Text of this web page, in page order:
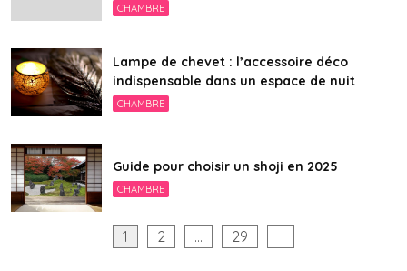
CHAMBRE
Lampe de chevet : l’accessoire déco
indispensable dans un espace de nuit
CHAMBRE
Guide pour choisir un shoji en 2025
CHAMBRE
Pagination1 2 … 29